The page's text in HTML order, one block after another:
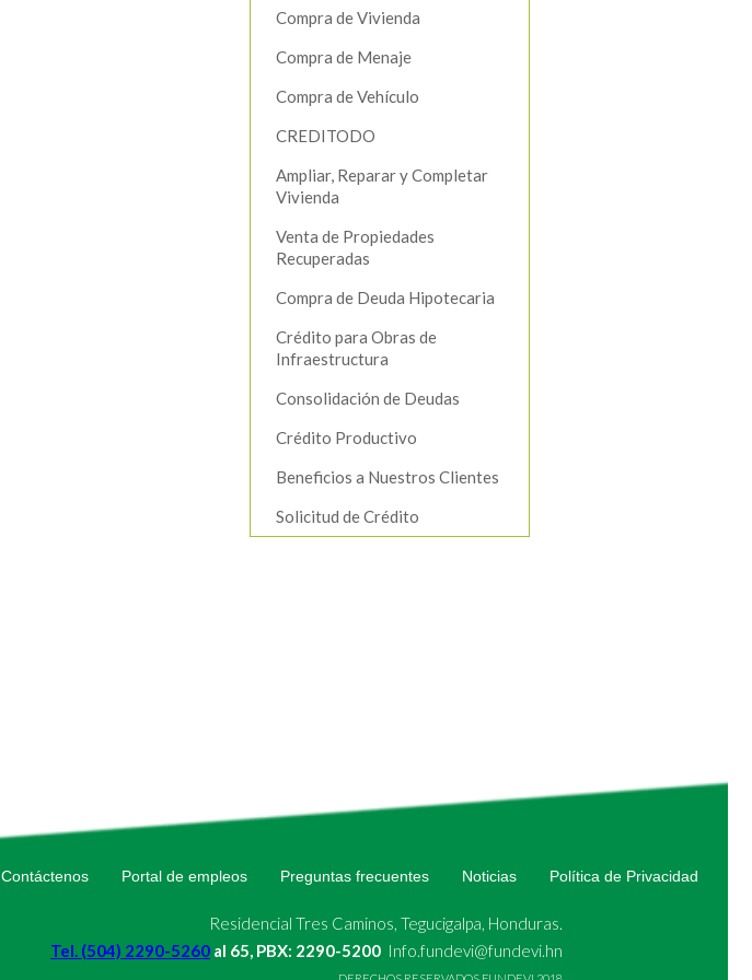
Compra de Vivienda
Compra de Menaje
Compra de Vehículo
CREDITODO
Ampliar, Reparar y Completar
Vivienda
Venta de Propiedades
Recuperadas
Compra de Deuda Hipotecaria
Crédito para Obras de
Infraestructura
Consolidación de Deudas
Crédito Productivo
Beneficios a Nuestros Clientes
Solicitud de Crédito
Contáctenos Portal de empleos Preguntas frecuentes Noticias Política de Privacidad
Residencial Tres Caminos, Tegucigalpa, Honduras.
Tel. (504) 2290-5260 al 65, PBX: 2290-5200 Info.fundevi@fundevi.hn